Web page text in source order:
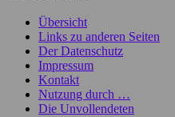
Übersicht
Links zu anderen Seiten
Der Datenschutz
Impressum
Kontakt
Nutzung durch …
Die Unvollendeten